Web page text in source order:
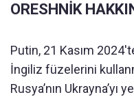
ORESHNİK
Putin, 21 Kasım
İngiliz füzelerini
Rusya’nın